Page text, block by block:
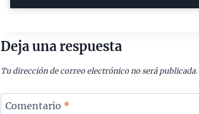
Deja una respuesta
Tu dirección de correo electrónico no será publicada.
Comentario *